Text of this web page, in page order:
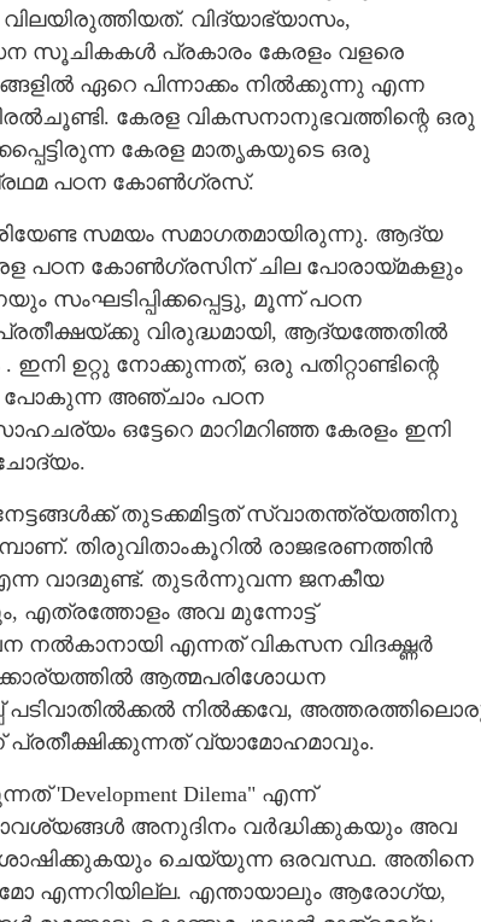
വിദ്യാഭ്യാസം,
സൂചികകൾ പ്രകാരം കേരളം വളരെ
ഏറെ പിന്നാക്കം നിൽക്കുന്നു എന്ന
കേരള വികസനാനുഭവത്തിന്റെ ഒരു
കേരള മാതൃകയുടെ ഒരു
പഠന കോൺഗ്രസ്‌.
സമയം സമാഗതമായിരുന്നു. ആദ്യ
പഠന കോൺഗ്രസിന് ചില പോരായ്മകളും
സംഘടിപ്പിക്കപ്പെട്ടു,​ മൂന്ന് പഠന
വിരുദ്ധമായി, ആദ്യത്തേതിൽ
ഉറ്റു നോക്കുന്നത്, ഒരു പതിറ്റാണ്ടിന്റെ
പോകുന്ന അഞ്ചാം പഠന
ഒട്ടേറെ മാറിമറിഞ്ഞ കേരളം ഇനി
തുടക്കമിട്ടത് സ്വാതന്ത്ര്യത്തിനു
തിരുവിതാംകൂറിൽ രാജഭരണത്തിൻ
വാദമുണ്ട്. തുടർന്നുവന്ന ജനകീയ
എത്രത്തോളം അവ മുന്നോട്ട്
എന്നത് വികസന വിദഗ്ദ്ധർ
ആത്മപരിശോധന
നിൽക്കവേ,
വ്യാമോഹമാവും.
'Development Dilema" എന്ന്
അനുദിനം വർദ്ധിക്കുകയും അവ
ചെയ്യുന്ന ഒരവസ്ഥ. അതിനെ
എന്നറിയില്ല. എന്തായാലും ആരോഗ്യ,
Share this link